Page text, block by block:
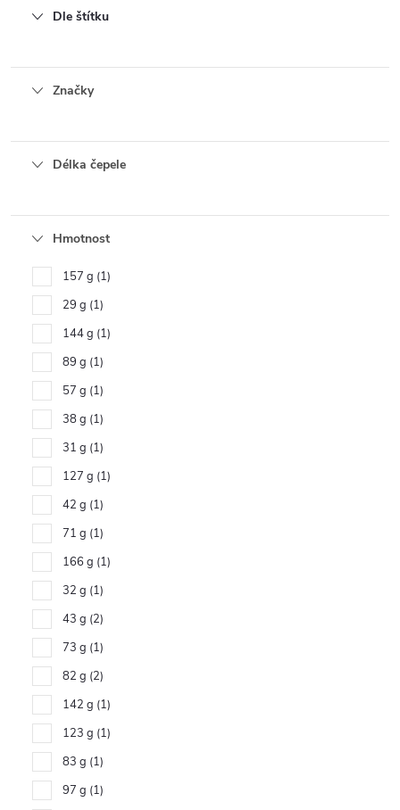
Dle štítku
Značky
Délka čepele
Hmotnost
157 g 1
29 g 1
144 g 1
89 g 1
57 g 1
38 g 1
31 g 1
127 g 1
42 g 1
71 g 1
166 g 1
32 g 1
43 g 2
73 g 1
82 g 2
142 g 1
123 g 1
83 g 1
97 g 1